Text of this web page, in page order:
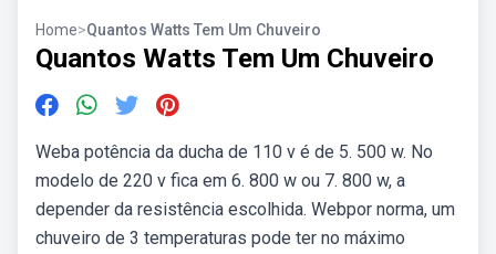
Home>Quantos Watts Tem Um Chuveiro
Quantos Watts Tem Um Chuveiro
Weba potência da ducha de 110 v é de 5. 500 w. No
modelo de 220 v fica em 6. 800 w ou 7. 800 w, a
depender da resistência escolhida. Webpor norma, um
chuveiro de 3 temperaturas pode ter no máximo